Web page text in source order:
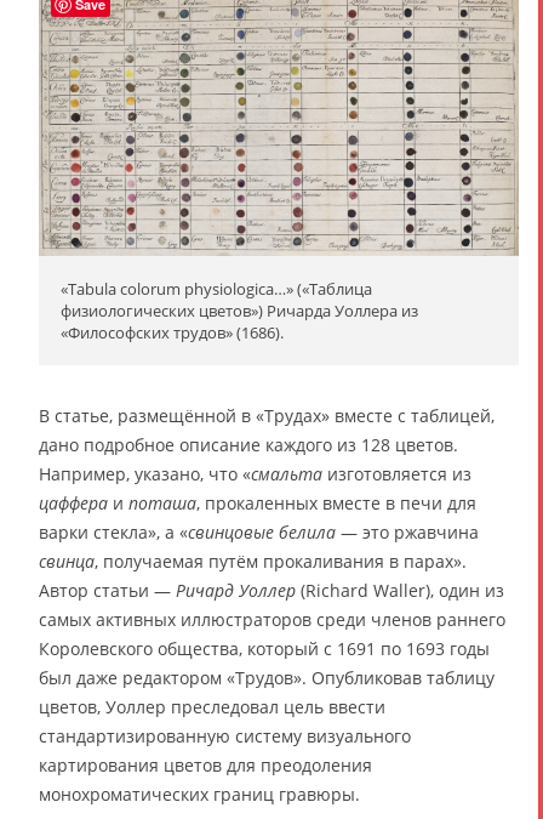
«Tabula colorum physiologica…» («Таблица
физиологических цветов») Ричарда Уоллера из
«Философских трудов» (1686).
В статье, размещённой в «Трудах» вместе с таблицей,
дано подробное описание каждого из 128 цветов.
Например, указано, что «смальта изготовляется из
цаффера и поташа, прокаленных вместе в печи для
варки стекла», а «свинцовые белила — это ржавчина
свинца, получаемая путём прокаливания в парах».
Автор статьи — Ричард Уоллер (Richard Waller), один из
самых активных иллюстраторов среди членов раннего
Королевского общества, который с 1691 по 1693 годы
был даже редактором «Трудов». Опубликовав таблицу
цветов, Уоллер преследовал цель ввести
стандартизированную систему визуального
картирования цветов для преодоления
монохроматических границ гравюры.
Save